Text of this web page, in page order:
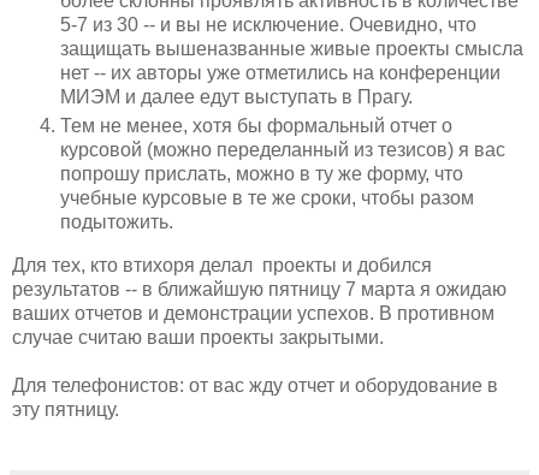
5-7 из 30 -- и вы не исключение. Очевидно, что
защищать вышеназванные живые проекты смысла
нет -- их авторы уже отметились на конференции
МИЭМ и далее едут выступать в Прагу.
Тем не менее, хотя бы формальный отчет о
курсовой (можно переделанный из тезисов) я вас
попрошу прислать, можно в ту же форму, что
учебные курсовые в те же сроки, чтобы разом
подытожить.
Для тех, кто втихоря делал проекты и добился
результатов -- в ближайшую пятницу 7 марта я ожидаю
ваших отчетов и демонстрации успехов. В противном
случае считаю ваши проекты закрытыми.
Для телефонистов: от вас жду отчет и оборудование в
эту пятницу.